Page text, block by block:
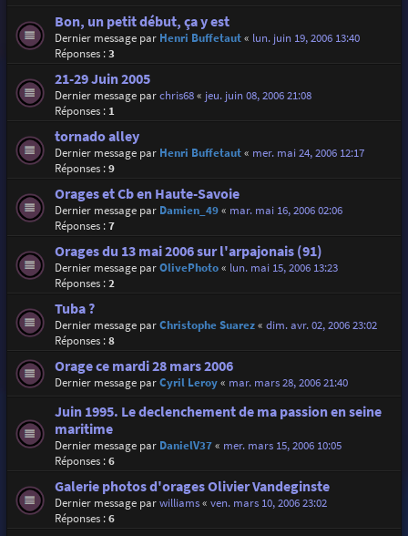
Bon, un petit début, ça y est
Dernier message par Henri Buffetaut« lun. juin 19, 2006 13:40
Réponses :3
21-29 Juin 2005
Dernier message parchris68« jeu. juin 08, 2006 21:08
Réponses : 1
tornado alley
Dernier message par Henri Buffetaut« mer. mai 24, 2006 12:17
Réponses :9
Orages et Cb en Haute-Savoie
Dernier message par Damien_49« mar. mai 16, 2006 02:06
Réponses :7
Orages du 13 mai 2006 sur l'arpajonais (91)
Dernier message parOlivePhoto« lun. mai 15, 2006 13:23
Réponses :2
Tuba ?
Dernier message parChristophe Suarez« dim. avr. 02, 2006 23:02
Réponses :8
Orage ce mardi 28 mars 2006
Dernier message parCyril Leroy« mar. mars 28, 2006 21:40
Juin 1995. Le declenchement de ma passion en seine
maritime
Dernier message par DanielV37« mer. mars 15, 2006 10:05
Réponses :6
Galerie photos d'orages Olivier Vandeginste
Dernier message parwilliams« ven. mars 10, 2006 23:02
Réponses :6